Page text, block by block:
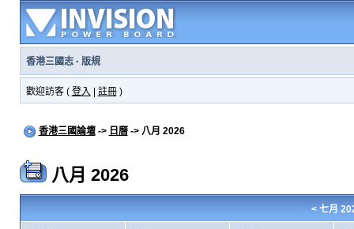
香港三國志· 版規
歡迎訪客 ( 登入 註冊)
香港三國論壇-> 日曆-> 八月 2026
八月 2026
< 七月